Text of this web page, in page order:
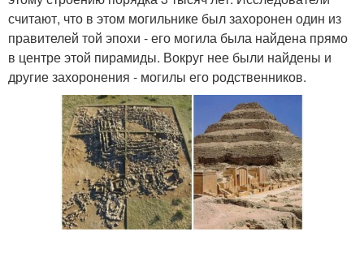
считают, что в этом могильнике был захоронен один из
правителей той эпохи - его могила была найдена прямо
в центре этой пирамиды. Вокруг нее были найдены и
другие захоронения - могилы его родственников.